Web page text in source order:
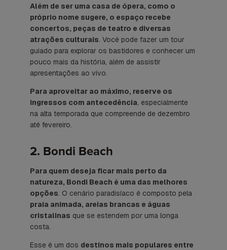
Além de ser uma casa de ópera, como o
próprio nome sugere, o espaço recebe
concertos, peças de teatro e diversas
atrações culturais. Você pode fazer um tour
guiado para explorar os bastidores e conhecer um
pouco mais da história, além de assistir
apresentações ao vivo.
Para aproveitar ao máximo, reserve os
ingressos com antecedência, especialmente
na alta temporada que compreende de dezembro
até fevereiro.
2. Bondi Beach
Para quem deseja ficar mais perto da
natureza, Bondi Beach é uma das melhores
opções. O cenário paradisíaco é composto pela
praia animada, areias brancas e águas
cristalinas que se estendem por uma longa
costa.
Esse é um dos destinos mais populares entre